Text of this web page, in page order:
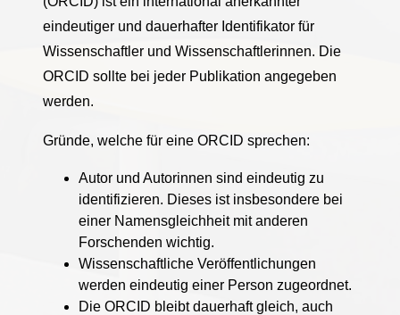
eindeutiger und dauerhafter Identifikator für
Wissenschaftler und Wissenschaftlerinnen. Die
ORCID sollte bei jeder Publikation angegeben
werden.
Gründe, welche für eine ORCID sprechen:
Autor und Autorinnen sind eindeutig zu
identifizieren. Dieses ist insbesondere bei
einer Namensgleichheit mit anderen
Forschenden wichtig.
Wissenschaftliche Veröffentlichungen
werden eindeutig einer Person zugeordnet.
Die ORCID bleibt dauerhaft gleich, auch